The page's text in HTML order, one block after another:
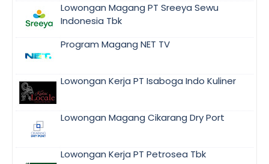
Lowongan Magang PT Sreeya Sewu
Indonesia Tbk
Program Magang NET TV
Lowongan Kerja PT Isaboga Indo Kuliner
Lowongan Magang Cikarang Dry Port
Lowongan Kerja PT Petrosea Tbk